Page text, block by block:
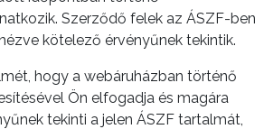
Szerződő felek az ÁSZF-ben
kötelező érvényűnek tekintik.
hogy a webáruházban történő
Ön elfogadja és magára
tekinti a jelen ÁSZF tartalmát,